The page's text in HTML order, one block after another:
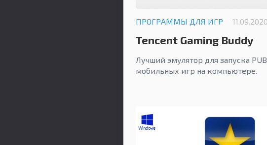
ПРОГРАММЫ ДЛЯ ИГР 11.09.2020
Tencent Gaming Buddy
Лучший эмулятор для запуска
мобильных игр на компьютере.